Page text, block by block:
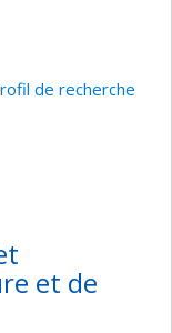
de recherche
et de